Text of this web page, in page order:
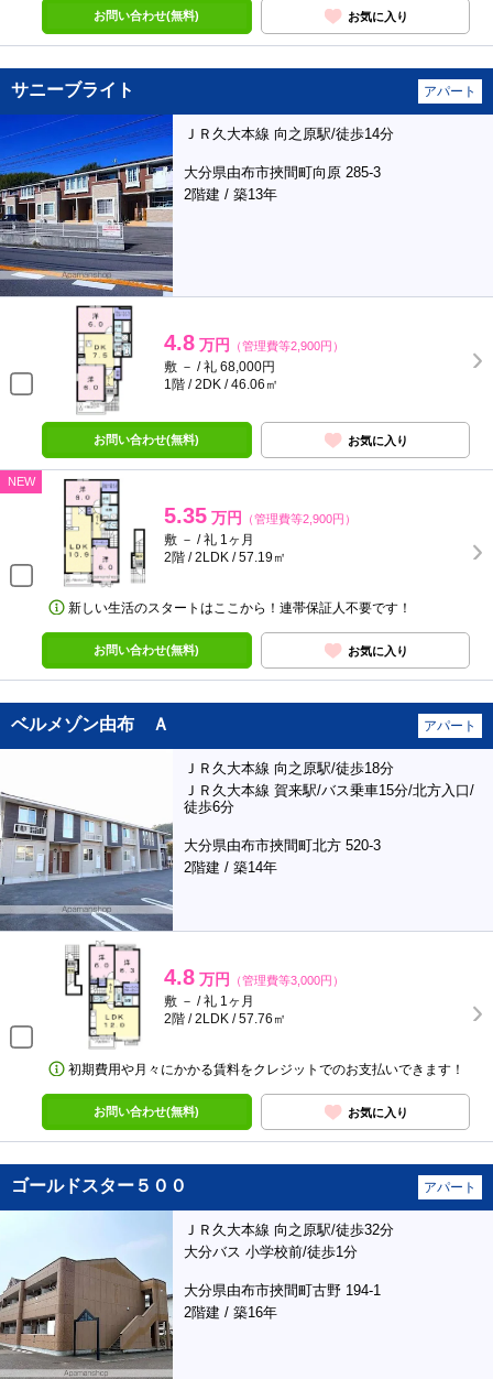
お問い合わせ(無料) お気に入り
サニーブライト アパート
ＪＲ久大本線 向之原駅/徒歩14分
大分県由布市挾間町向原 285-3
2階建 / 築13年
4.8 万円 （管理費等2,900円）
敷 － / 礼 68,000円
1階 / 2DK / 46.06㎡
お問い合わせ(無料) お気に入り
NEW
5.35 万円 （管理費等2,900円）
敷 － / 礼 1ヶ月
2階 / 2LDK / 57.19㎡
新しい生活のスタートはここから！連帯保証人不要です！
お問い合わせ(無料) お気に入り
ベルメゾン由布 Ａ アパート
ＪＲ久大本線 向之原駅/徒歩18分
ＪＲ久大本線 賀来駅/バス乗車15分/北方入口/
徒歩6分
大分県由布市挾間町北方 520-3
2階建 / 築14年
4.8 万円 （管理費等3,000円）
敷 － / 礼 1ヶ月
2階 / 2LDK / 57.76㎡
初期費用や月々にかかる賃料をクレジットでのお支払いできます！
お問い合わせ(無料) お気に入り
ゴールドスター５００ アパート
ＪＲ久大本線 向之原駅/徒歩32分
大分バス 小学校前/徒歩1分
大分県由布市挾間町古野 194-1
2階建 / 築16年